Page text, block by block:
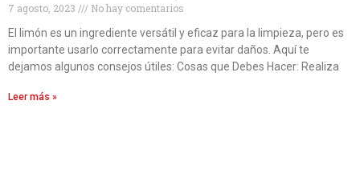
7 agosto, 2023
No hay comentarios
El limón es un ingrediente versátil y eficaz para la limpieza, pero es
importante usarlo correctamente para evitar daños. Aquí te
dejamos algunos consejos útiles: Cosas que Debes Hacer: Realiza
Leer más »